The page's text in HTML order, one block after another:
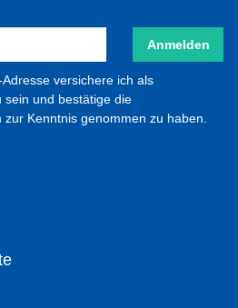
Anmelden
versichere ich als
sein und bestätige die
Kenntnis genommen zu haben.